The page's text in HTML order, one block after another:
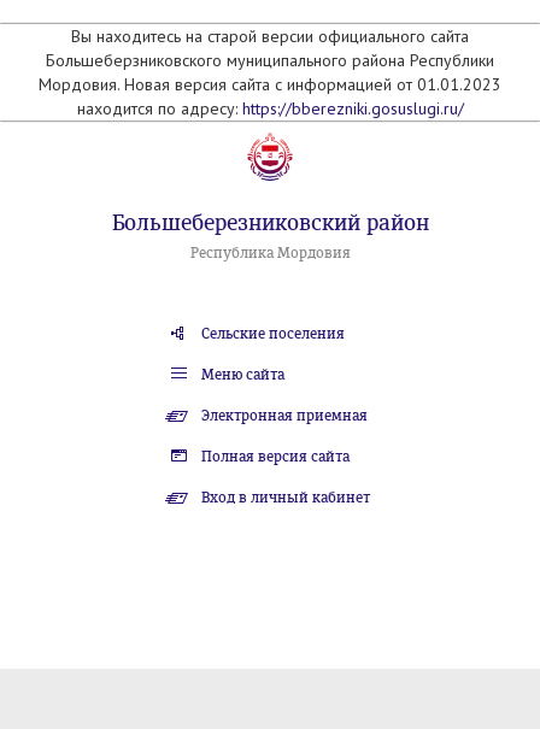
Вы находитесь на старой версии официального сайта
Большеберзниковского муниципального района Республики
Мордовия. Новая версия сайта с информацией от 01.01.2023
находится по адресу: https://bberezniki.gosuslugi.ru/
Большеберезниковский район
Республика Мордовия
Сельские поселения
Меню сайта
Электронная приемная
Полная версия сайта
Вход в личный кабинет